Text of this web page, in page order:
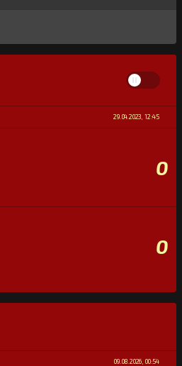
29.04.2023, 12:45
0
0
STATYSTYKI
100%
09.08.2026, 00:54